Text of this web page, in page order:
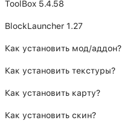
ToolBox 5.4.58
BlockLauncher 1.27
Как установить мод/аддон?
Как установить текстуры?
Как установить карту?
Как установить скин?